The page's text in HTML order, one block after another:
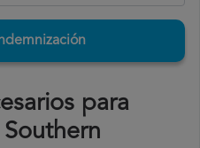
para